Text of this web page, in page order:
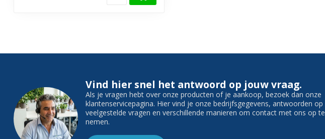
Vind hier snel het antwoord op jouw vraag.
Als je vragen hebt over onze producten of je aankoop, bezoek dan onze
klantenservicepagina. Hier vind je onze bedrijfsgegevens, antwoorden op
veelgestelde vragen en verschillende manieren om contact met ons op te
nemen.